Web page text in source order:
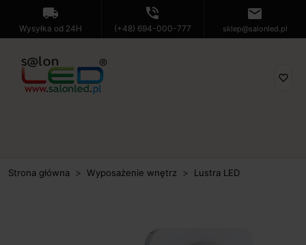
local_shipping
Wysyłka od 24H
phone_in_talk
(+48) 694-000-777
mail
sklep@salonled.pl
favorite_border
Strona główna Wyposażenie wnętrz Lustra LED